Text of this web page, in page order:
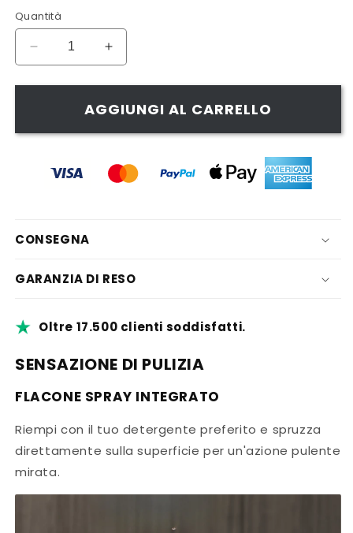
Quantità
Diminuisci
quantità
per
VIVAClean™
Aumenta
quantità
per
Mini
MOP
VIVAClean™
AGGIUNGI AL CARRELLO
CONSEGNA
GARANZIA DI RESO
Oltre 17.500 clienti soddisfatti.
SENSAZIONE DI PULIZIA
FLACONE SPRAY INTEGRATO
Riempi con il tuo detergente preferito e spruzza
direttamente sulla superficie per un'azione pulente
mirata.